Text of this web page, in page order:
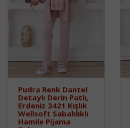
Pudra Renk Dantel
Detaylı Derin Patlı,
Erdeniz 3421 Kışlık
Wellsoft Sabahlıklı
Hamile Pijama